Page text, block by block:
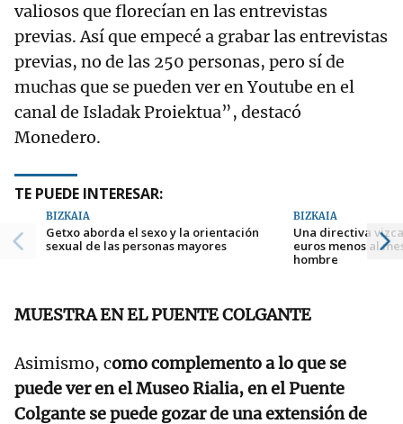
valiosos que florecían en las entrevistas
previas. Así que empecé a grabar las entrevistas
previas, no de las 250 personas, pero sí de
muchas que se pueden ver en Youtube en el
canal de Isladak Proiektua”, destacó
Monedero.
TE PUEDE INTERESAR:
BIZKAIA
Getxo aborda el sexo y la orientación
sexual de las personas mayores
BIZKAIA
Una directiva
euros menos al
hombre
MUESTRA EN EL PUENTE COLGANTE
Asimismo, como complemento a lo que se
puede ver en el Museo Rialia, en el Puente
Colgante se puede gozar de una extensión de